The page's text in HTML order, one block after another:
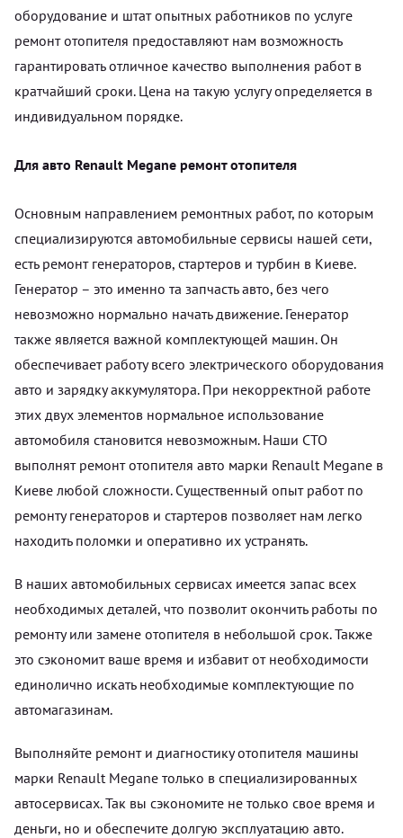
оборудование и штат опытных работников по услуге
ремонт отопителя предоставляют нам возможность
гарантировать отличное качество выполнения работ в
кратчайший сроки. Цена на такую услугу определяется в
индивидуальном порядке.
Для авто Renault Megane ремонт отопителя
Основным направлением ремонтных работ, по которым
специализируются автомобильные сервисы нашей сети,
есть ремонт генераторов, стартеров и турбин в Киеве.
Генератор – это именно та запчасть авто, без чего
невозможно нормально начать движение. Генератор
также является важной комплектующей машин. Он
обеспечивает работу всего электрического оборудования
авто и зарядку аккумулятора. При некорректной работе
этих двух элементов нормальное использование
автомобиля становится невозможным. Наши СТО
выполнят ремонт отопителя авто марки Renault Megane в
Киеве любой сложности. Существенный опыт работ по
ремонту генераторов и стартеров позволяет нам легко
находить поломки и оперативно их устранять.
В наших автомобильных сервисах имеется запас всех
необходимых деталей, что позволит окончить работы по
ремонту или замене отопителя в небольшой срок. Также
это сэкономит ваше время и избавит от необходимости
единолично искать необходимые комплектующие по
автомагазинам.
Выполняйте ремонт и диагностику отопителя машины
марки Renault Megane только в специализированных
автосервисах. Так вы сэкономите не только свое время и
деньги, но и обеспечите долгую эксплуатацию авто.